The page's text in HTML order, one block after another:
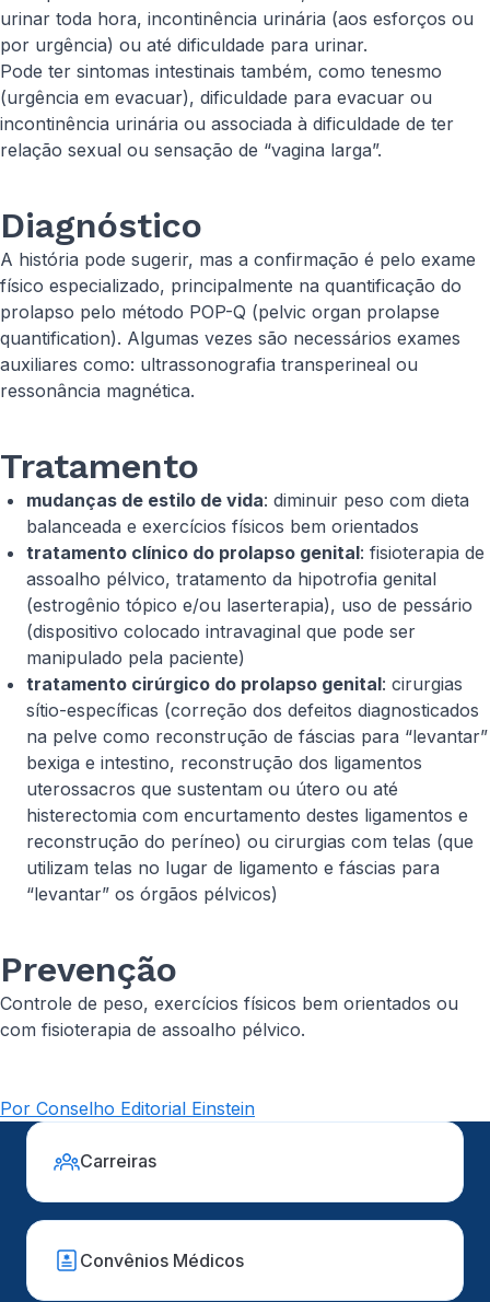
urinar toda hora, incontinência urinária (aos esforços ou
por urgência) ou até dificuldade para urinar.
Pode ter sintomas intestinais também, como tenesmo
(urgência em evacuar), dificuldade para evacuar ou
incontinência urinária ou associada à dificuldade de ter
relação sexual ou sensação de “vagina larga”.
Diagnóstico
A história pode sugerir, mas a confirmação é pelo exame
físico especializado, principalmente na quantificação do
prolapso pelo método POP-Q (pelvic organ prolapse
quantification). Algumas vezes são necessários exames
auxiliares como: ultrassonografia transperineal ou
ressonância magnética.
Tratamento
mudanças de estilo de vida: diminuir peso com dieta
balanceada e exercícios físicos bem orientados
tratamento clínico do prolapso genital: fisioterapia de
assoalho pélvico, tratamento da hipotrofia genital
(estrogênio tópico e/ou laserterapia), uso de pessário
(dispositivo colocado intravaginal que pode ser
manipulado pela paciente)
tratamento cirúrgico do prolapso genital: cirurgias
sítio-específicas (correção dos defeitos diagnosticados
na pelve como reconstrução de fáscias para “levantar”
bexiga e intestino, reconstrução dos ligamentos
uterossacros que sustentam ou útero ou até
histerectomia com encurtamento destes ligamentos e
reconstrução do períneo) ou cirurgias com telas (que
utilizam telas no lugar de ligamento e fáscias para
“levantar” os órgãos pélvicos)
Prevenção
Controle de peso, exercícios físicos bem orientados ou
com fisioterapia de assoalho pélvico.
Por Conselho Editorial Einstein
Carreiras
Convênios Médicos